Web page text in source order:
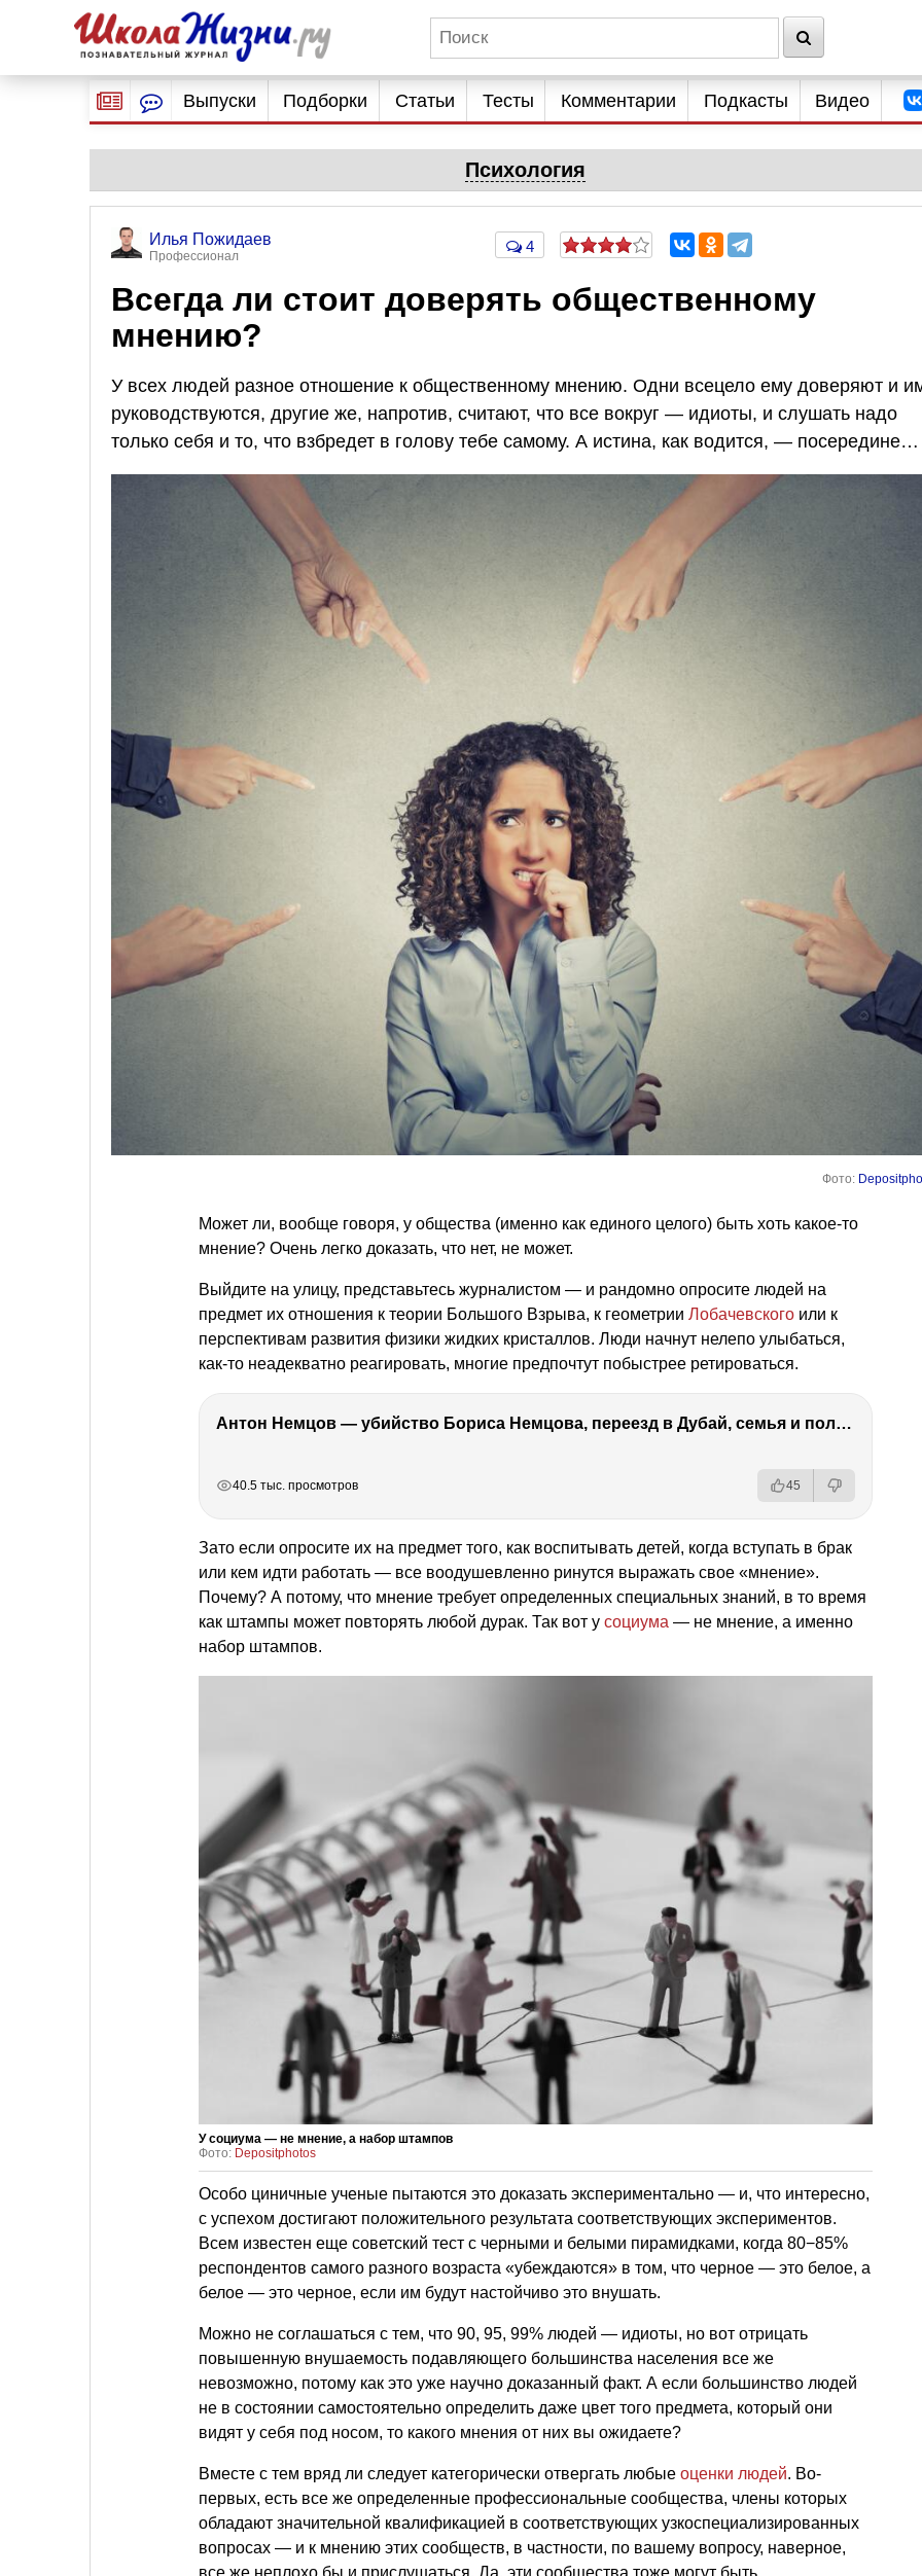
Выпуски Подборки Статьи Тесты Комментарии Подкасты Видео
Психология
Илья Пожидаев
Профессионал
4
Всегда ли стоит доверять общественному
мнению?
У всех людей разное отношение к общественному мнению. Одни всецело ему доверяют и
руководствуются, другие же, напротив, считают, что все вокруг — идиоты, и слушать надо
только себя и то, что взбредет в голову тебе самому. А истина, как водится, — посередине…
Фото:
Может ли, вообще говоря, у общества (именно как единого целого) быть хоть какое-то
мнение? Очень легко доказать, что нет, не может.
Выйдите на улицу, представьтесь журналистом — и рандомно опросите людей на
предмет их отношения к теории Большого Взрыва, к геометрии Лобачевского или к
перспективам развития физики жидких кристаллов. Люди начнут нелепо улыбаться,
как-то неадекватно реагировать, многие предпочтут побыстрее ретироваться.
Антон Немцов — убийство Бориса Немцова, переезд в Дубай, семья и политика
40.5 тыс. просмотров 45
Зато если опросите их на предмет того, как воспитывать детей, когда вступать в брак
или кем идти работать — все воодушевленно ринутся выражать свое «мнение».
Почему? А потому, что мнение требует определенных специальных знаний, в то время
как штампы может повторять любой дурак. Так вот у социума — не мнение, а именно
набор штампов.
У социума — не мнение, а набор штампов
Фото: Depositphotos
Особо циничные ученые пытаются это доказать экспериментально — и, что интересно,
с успехом достигают положительного результата соответствующих экспериментов.
Всем известен еще советский тест с черными и белыми пирамидками, когда 80−85%
респондентов самого разного возраста «убеждаются» в том, что черное — это белое, а
белое — это черное, если им будут настойчиво это внушать.
Можно не соглашаться с тем, что 90, 95, 99% людей — идиоты, но вот отрицать
повышенную внушаемость подавляющего большинства населения все же
невозможно, потому как это уже научно доказанный факт. А если большинство людей
не в состоянии самостоятельно определить даже цвет того предмета, который они
видят у себя под носом, то какого мнения от них вы ожидаете?
Вместе с тем вряд ли следует категорически отвергать любые оценки людей. Во-
первых, есть все же определенные профессиональные сообщества, члены которых
обладают значительной квалификацией в соответствующих узкоспециализированных
вопросах — и к мнению этих сообществ, в частности, по вашему вопросу, наверное,